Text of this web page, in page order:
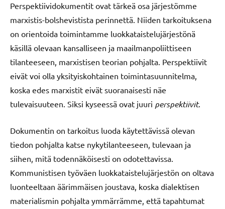
Perspektiividokumentit ovat tärkeä osa järjestömme
marxistis-bolshevistista perinnettä. Niiden tarkoituksena
on orientoida toimintamme luokkataistelujärjestönä
käsillä olevaan kansalliseen ja maailmanpoliittiseen
tilanteeseen, marxistisen teorian pohjalta. Perspektiivit
eivät voi olla yksityiskohtainen toimintasuunnitelma,
koska edes marxistit eivät suoranaisesti näe
tulevaisuuteen. Siksi kyseessä ovat juuri perspektiivit.
Dokumentin on tarkoitus luoda käytettävissä olevan
tiedon pohjalta katse nykytilanteeseen, tulevaan ja
siihen, mitä todennäköisesti on odotettavissa.
Kommunistisen työväen luokkataistelujärjestön on oltava
luonteeltaan äärimmäisen joustava, koska dialektisen
materialismin pohjalta ymmärrämme, että tapahtumat